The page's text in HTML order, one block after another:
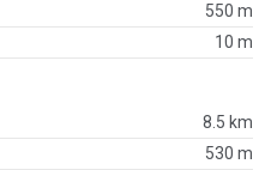
550 m
10 m
8.5 km
530 m